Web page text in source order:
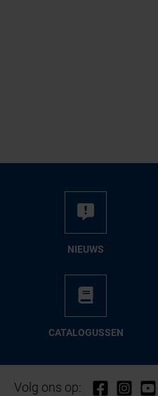
NIEUWS
CA­TA­LO­GUS­SEN
Volg ons op: